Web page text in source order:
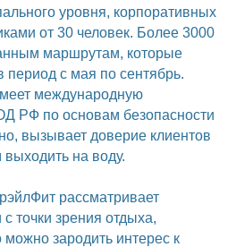
уровня, корпоративных
от 30 человек. Более 3000
маршрутам, которые
период с мая по сентябрь.
международную
РФ по основам безопасности
вызывает доверие клиентов
на воду.
рассматривает
точки зрения отдыха,
можно зародить интерес к